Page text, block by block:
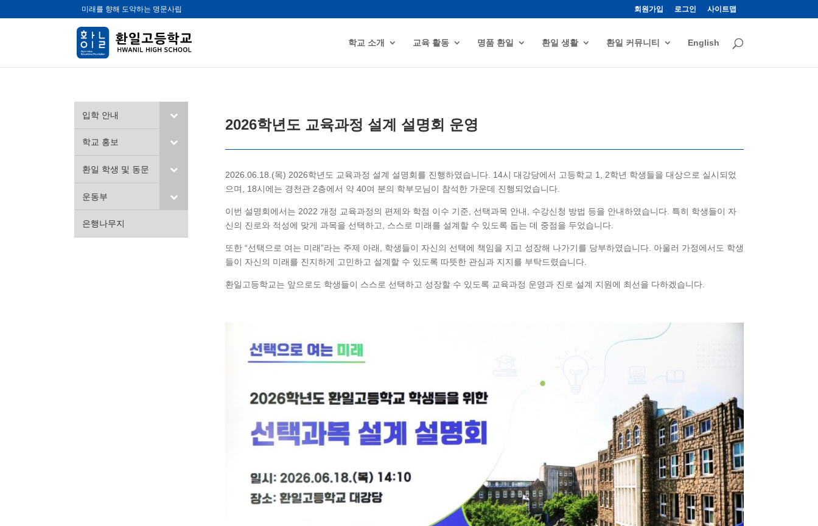
미래를 향해 도약하는 명문사립 회원가입 로그인 사이트맵
학교 소개 교육 활동 명품 환일 환일 생활 환일 커뮤니티 English
2026학년도 교육과정 설계 설명회 운영
2026.06.18.(목) 2026학년도 교육과정 설계 설명회를 진행하였습니다. 14시 대강당에서 고등학교 1, 2학년 학생들을 대상으로 실시되었
으며, 18시에는 경천관 2층에서 약 40여 분의 학부모님이 참석한 가운데 진행되었습니다.
이번 설명회에서는 2022 개정 교육과정의 편제와 학점 이수 기준, 선택과목 안내, 수강신청 방법 등을 안내하였습니다. 특히 학생들이 자
신의 진로와 적성에 맞게 과목을 선택하고, 스스로 미래를 설계할 수 있도록 돕는 데 중점을 두었습니다.
또한 “선택으로 여는 미래”라는 주제 아래, 학생들이 자신의 선택에 책임을 지고 성장해 나가기를 당부하였습니다. 아울러 가정에서도 학생
들이 자신의 미래를 진지하게 고민하고 설계할 수 있도록 따뜻한 관심과 지지를 부탁드렸습니다.
환일고등학교는 앞으로도 학생들이 스스로 선택하고 성장할 수 있도록 교육과정 운영과 진로 설계 지원에 최선을 다하겠습니다.
입학 안내
학교 홍보
환일 학생 및 동문
운동부
은행나무지